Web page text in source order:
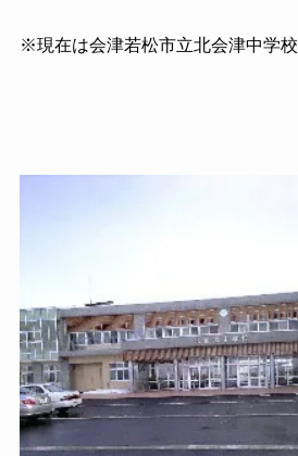
※現在は会津若松市立北会津中学校